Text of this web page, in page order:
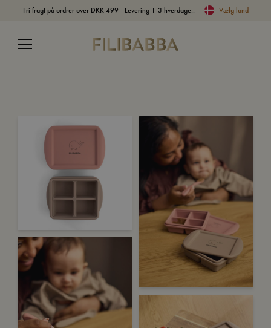
Fri fragt på ordrer over DKK 499 - Levering 1-3 hverdage.. Vælg land